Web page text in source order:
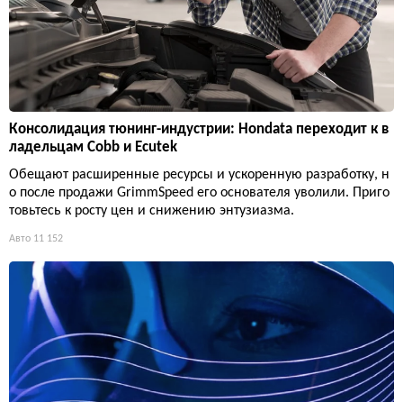
Консолидация тюнинг-индустрии: Hondata переходит к в
ладельцам Cobb и Ecutek
Обещают расширенные ресурсы и ускоренную разработку, н
о после продажи GrimmSpeed его основателя уволили. Приго
товьтесь к росту цен и снижению энтузиазма.
Авто 11 152